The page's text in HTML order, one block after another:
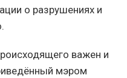
о разрушениях и
важен и
мэром